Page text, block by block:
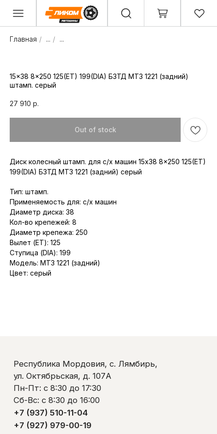
Главная / ... / ...
15x38 8x250 125(ET) 199(DIA) БЗТД МТЗ 1221 (задний)
штамп. серый
27 910 р.
Out of stock
Диск колесный штамп. для с/х машин 15x38 8x250 125(ET)
199(DIA) БЗТД МТЗ 1221 (задний) серый
Тип: штамп.
Применяемость для: с/х машин
Диаметр диска: 38
Кол-во крепежей: 8
Диаметр крепежа: 250
Вылет (ET): 125
Ступица (DIA): 199
Модель: МТЗ 1221 (задний)
Цвет: серый
Республика Мордовия, с. Лямбирь,
ул. Октябрьская, д. 107А
Пн-Пт: с 8:30 до 17:30
© ООО «Ликом-РМ»